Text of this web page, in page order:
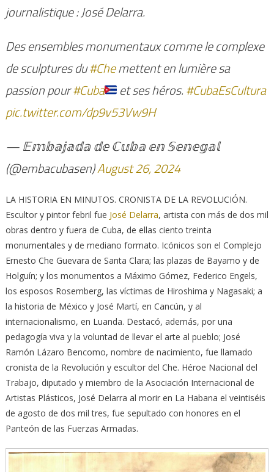
journalistique : José Delarra.
Des ensembles monumentaux comme le complexe
de sculptures du#Chemettent en lumière sa
passion pour#Cuba et ses héros.#CubaEsCultura
pic.twitter.com/dp9v53Vw9H
— 𝔼𝕞𝕓𝕒𝕛𝕒𝕕𝕒 𝕕𝕖 ℂ𝕦𝕓𝕒 𝕖𝕟 𝕊𝕖𝕟𝕖𝕘𝕒𝕝
(@embacubasen)August 26, 2024
LA HISTORIA EN MINUTOS. CRONISTA DE LA REVOLUCIÓN.
Escultor y pintor febril fue José Delarra, artista con más de dos mil
obras dentro y fuera de Cuba, de ellas ciento treinta
monumentales y de mediano formato. Icónicos son el Complejo
Ernesto Che Guevara de Santa Clara; las plazas de Bayamo y de
Holguín; y los monumentos a Máximo Gómez, Federico Engels,
los esposos Rosemberg, las víctimas de Hiroshima y Nagasaki; a
la historia de México y José Martí, en Cancún, y al
internacionalismo, en Luanda. Destacó, además, por una
pedagogía viva y la voluntad de llevar el arte al pueblo; José
Ramón Lázaro Bencomo, nombre de nacimiento, fue llamado
cronista de la Revolución y escultor del Che. Héroe Nacional del
Trabajo, diputado y miembro de la Asociación Internacional de
Artistas Plásticos, José Delarra al morir en La Habana el veintiséis
de agosto de dos mil tres, fue sepultado con honores en el
Panteón de las Fuerzas Armadas.